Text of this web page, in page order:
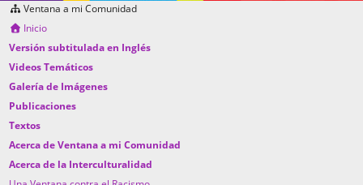
Ventana a mi Comunidad
Inicio
Versión subtitulada en Inglés
Videos Temáticos
Galería de Imágenes
Publicaciones
Textos
Acerca de Ventana a mi Comunidad
Acerca de la Interculturalidad